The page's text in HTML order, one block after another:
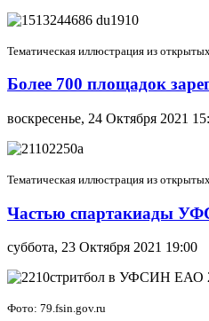
Тематическая иллюстрация из
Более 700 площадок
воскресенье, 24 Октября 2021
Тематическая иллюстрация из
Частью спартакиады
суббота, 23 Октября 2021 19:00
Фото: 79.fsin.gov.ru